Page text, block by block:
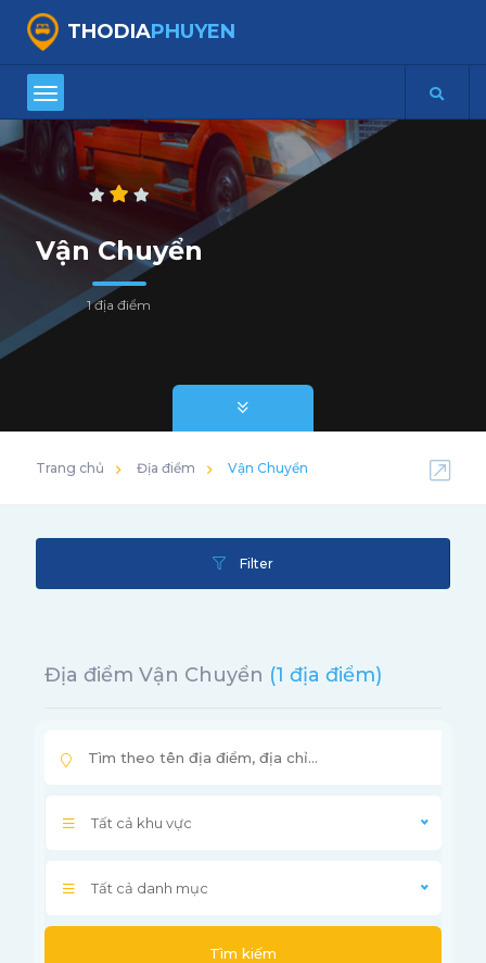
THODIAPHUYEN
Vận Chuyển
1 địa điểm
Trang chủ Địa điểm Vận Chuyển
Filter
Địa điểm Vận Chuyển (1 địa điểm)
Tất cả khu vực
Tất cả danh mục
Tìm kiếm